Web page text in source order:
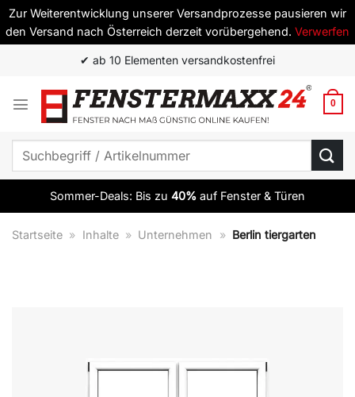
Zur Weiterentwicklung unserer Versandprozesse pausieren wir
den Versand nach Österreich derzeit vorübergehend. Verwerfen
springen
✔ ab 10 Elementen versandkostenfrei
0
Suchen
Sommer-Deals: Bis zu 40% auf Fenster & Türen
Startseite » Inhalte » Unternehmen » Berlin tiergarten